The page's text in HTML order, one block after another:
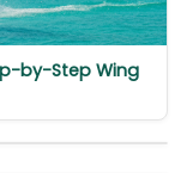
by-Step Wing